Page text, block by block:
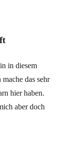
in diesem
das sehr
hier haben.
aber doch